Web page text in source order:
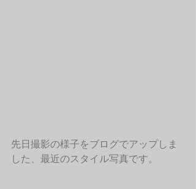
先日撮影の様子をブログでアップしま
した、最近のスタイル写真です。